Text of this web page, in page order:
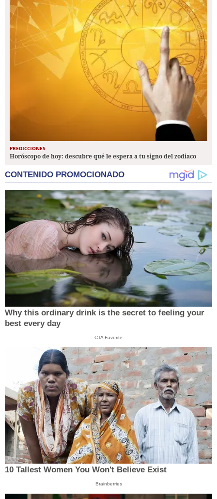
PREDICCIONES
Horóscopo de hoy: descubre qué le espera a tu signo del zodiaco
CONTENIDO PROMOCIONADO
Why this ordinary drink is the secret to feeling your
best every day
CTA Favorite
10 Tallest Women You Won't Believe Exist
Brainberries